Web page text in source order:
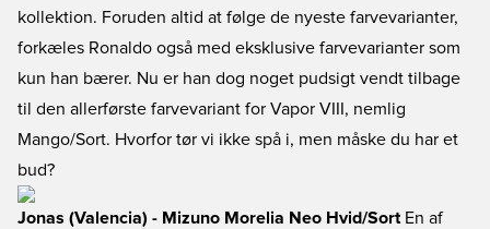
kollektion. Foruden altid at følge de nyeste farvevarianter,
forkæles Ronaldo også med eksklusive farvevarianter som
kun han bærer. Nu er han dog noget pudsigt vendt tilbage
til den allerførste farvevariant for Vapor VIII, nemlig
Mango/Sort. Hvorfor tør vi ikke spå i, men måske du har et
bud?
Jonas (Valencia) - Mizuno Morelia Neo Hvid/Sort En af